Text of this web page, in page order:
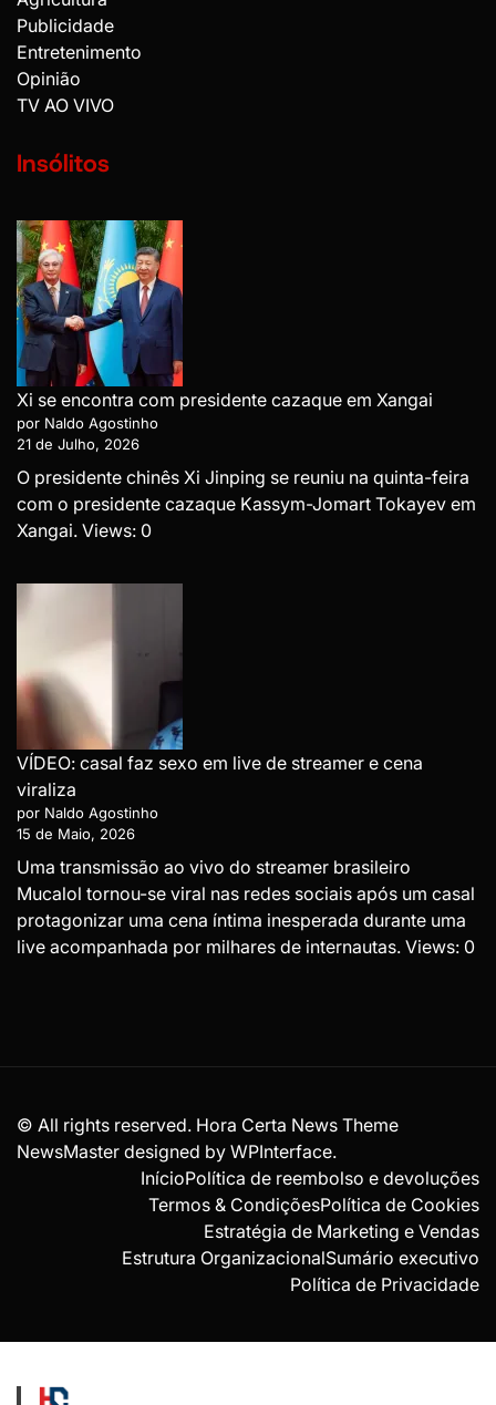
Publicidade
Entretenimento
Opinião
TV AO VIVO
Insólitos
Xi se encontra com presidente cazaque em Xangai
por Naldo Agostinho
21 de Julho, 2026
O presidente chinês Xi Jinping se reuniu na quinta-feira
com o presidente cazaque Kassym-Jomart Tokayev em
Xangai. Views: 0
VÍDEO: casal faz sexo em live de streamer e cena
viraliza
por Naldo Agostinho
15 de Maio, 2026
Uma transmissão ao vivo do streamer brasileiro
Mucalol tornou-se viral nas redes sociais após um casal
protagonizar uma cena íntima inesperada durante uma
live acompanhada por milhares de internautas. Views: 0
© All rights reserved. Hora Certa News Theme
NewsMaster designed by WPInterface.
InícioPolítica de reembolso e devoluções
Termos & CondiçõesPolítica de Cookies
Estratégia de Marketing e Vendas
Estrutura OrganizacionalSumário executivo
Política de Privacidade